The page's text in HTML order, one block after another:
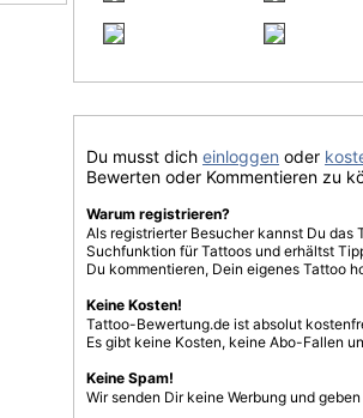
Du musst dich einloggen oder
Bewerten oder Kommentieren zu
Warum registrieren?
Als registrierter Besucher kannst Du
Suchfunktion für Tattoos und erhältst
Du kommentieren, Dein eigenes Tattoo
Keine Kosten!
Tattoo-Bewertung.de ist absolut
Es gibt keine Kosten, keine Abo-Fallen
Keine Spam!
Wir senden Dir keine Werbung und